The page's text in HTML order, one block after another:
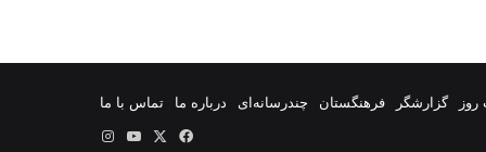
گزارشگر فرهنگستان چندرسانه‌ای درباره ما
تماس با ما
فیس
یوتیوب